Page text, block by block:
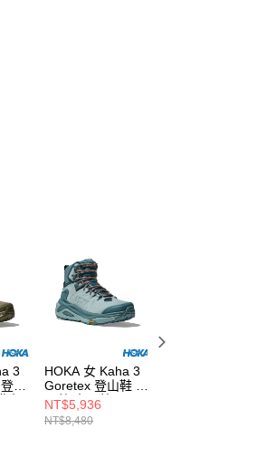
山
HOKA 女 Kaha 3
Goretex 登山鞋 迷
霧藍/水晶藍
NT$5,936
NT$8,480